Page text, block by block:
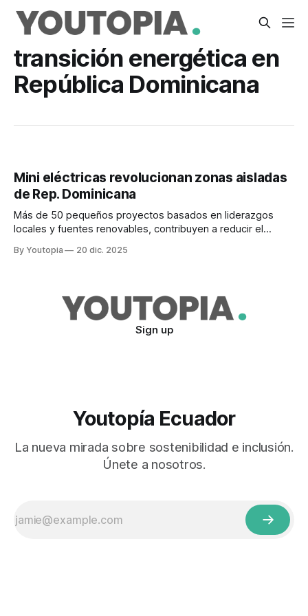
transición energética en
República Dominicana
Mini eléctricas revolucionan zonas aisladas
de Rep. Dominicana
Más de 50 pequeños proyectos basados en liderazgos
locales y fuentes renovables, contribuyen a reducir el
By Youtopia 20 dic. 2025
Sign up
Youtopía Ecuador
La nueva mirada sobre sostenibilidad e inclusión.
Únete a nosotros.